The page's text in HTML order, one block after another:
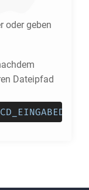
oder geben
Dateipfad